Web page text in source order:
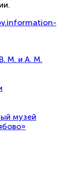
М. и А. М.
музей